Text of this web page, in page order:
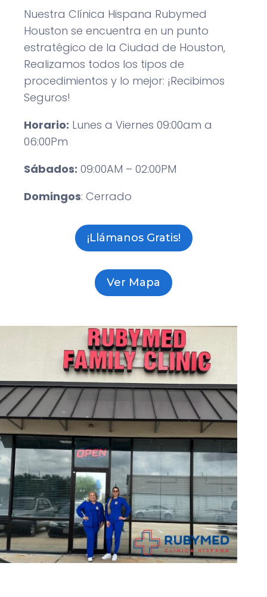
Nuestra Clínica Hispana Rubymed
Houston se encuentra en un punto
estratégico de la Ciudad de Houston,
Realizamos todos los tipos de
procedimientos y lo mejor: ¡Recibimos
Seguros!
Horario: Lunes a Viernes 09:00am a
06:00Pm
Sábados: 09:00AM – 02:00PM
Domingos: Cerrado
¡Llámanos Gratis!
Ver Mapa